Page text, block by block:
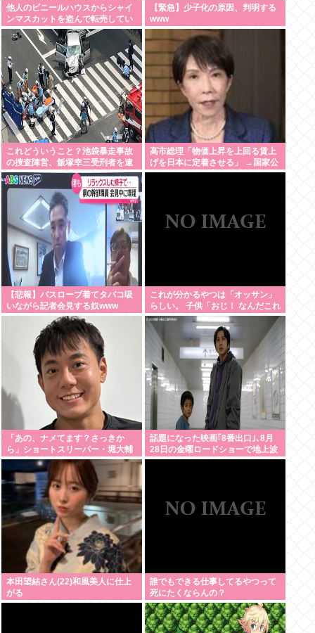
他人のビニールハウスからシャイ
ンマスカットを盗んで転売してい
た無職逮捕！被害100万円ほどに
【緊急】少子化の原因、判明する
www
これどういうこと？池袋暴走事故
の捜査陣営、飯塚幸三受刑者を逮
捕しなくていい理由を考えるため
に1000ページもの法解釈書を読ん
でた模様…自民議員からも圧力
高市総理「物価上昇を上回る賃上
げを日本に定着させる」 →国家公
務員月給3.51％増へ 地方公務員も
【悲報】バスローブ着てタバコ吸
いながら記者会見する奴www
これが分かるやつは「オッサン」
らしい。 子供「おじ！ なんだこれ
は！」
「あの、ナメてます？さっきか
ら」ショートスリーパー・堀大輔
氏が高須幹弥氏にブチギレ
話題になった映画｢8番出口｣､8月
28日の金曜ロードショーで地上波
初放送
本田望結さん(22)和風美人に仕上
がる
誰でもできる仕事してるやつって
死にたくならんの？